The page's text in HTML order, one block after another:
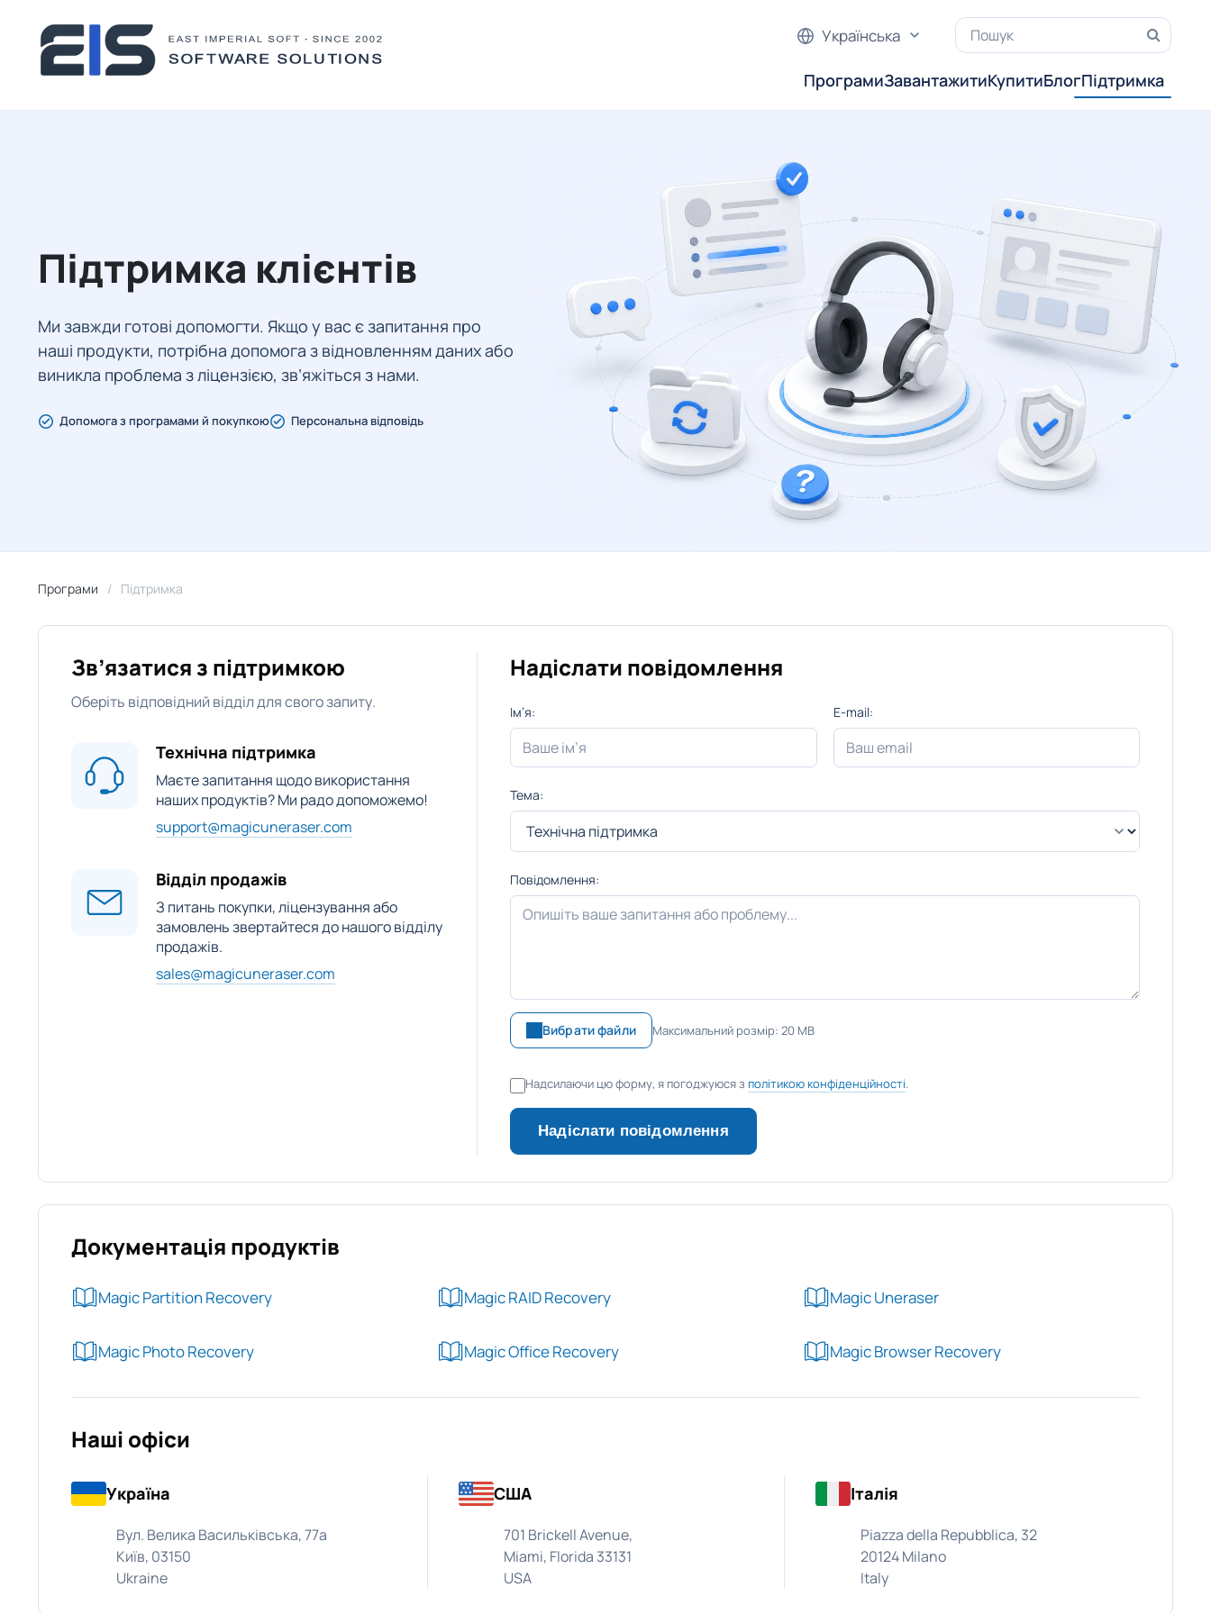
ПрограмиЗавантажитиКупитиБлогПідтримка
Українська
Підтримка клієнтів
Ми завжди готові допомогти. Якщо у вас є запитання про
наші продукти, потрібна допомога з відновленням даних або
виникла проблема з ліцензією, зв’яжіться з нами.
Допомога з програмами й покупкою Персональна відповідь
Програми Підтримка
Зв’язатися з підтримкою
Оберіть відповідний відділ для свого запиту.
Технічна підтримка
Маєте запитання щодо використання
наших продуктів? Ми радо допоможемо!
support@magicuneraser.com
Відділ продажів
З питань покупки, ліцензування або
замовлень звертайтеся до нашого відділу
продажів.
sales@magicuneraser.com
Надіслати повідомлення
Ім’я: E-mail:
Тема:
Повідомлення:
Вибрати файли Максимальний розмір: 20 MB
Надсилаючи цю форму, я погоджуюся з політикою конфіденційності.
Надіслати повідомлення
Документація продуктів
Magic Partition Recovery Magic RAID Recovery Magic Uneraser
Magic Photo Recovery Magic Office Recovery Magic Browser Recovery
Наші офіси
Україна
Вул. Велика Васильківська, 77а
Київ, 03150
Ukraine
США
701 Brickell Avenue,
Miami, Florida 33131
USA
Італія
Piazza della Repubblica, 32
20124 Milano
Italy